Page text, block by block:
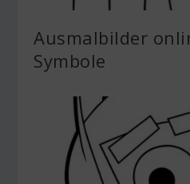
Ausmalbilder
Symbole